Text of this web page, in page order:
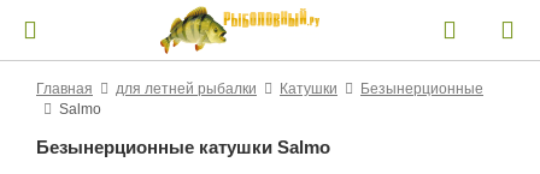
Главная для летней рыбалки Катушки
Безынерционные
Salmo
Безынерционные катушки Salmo